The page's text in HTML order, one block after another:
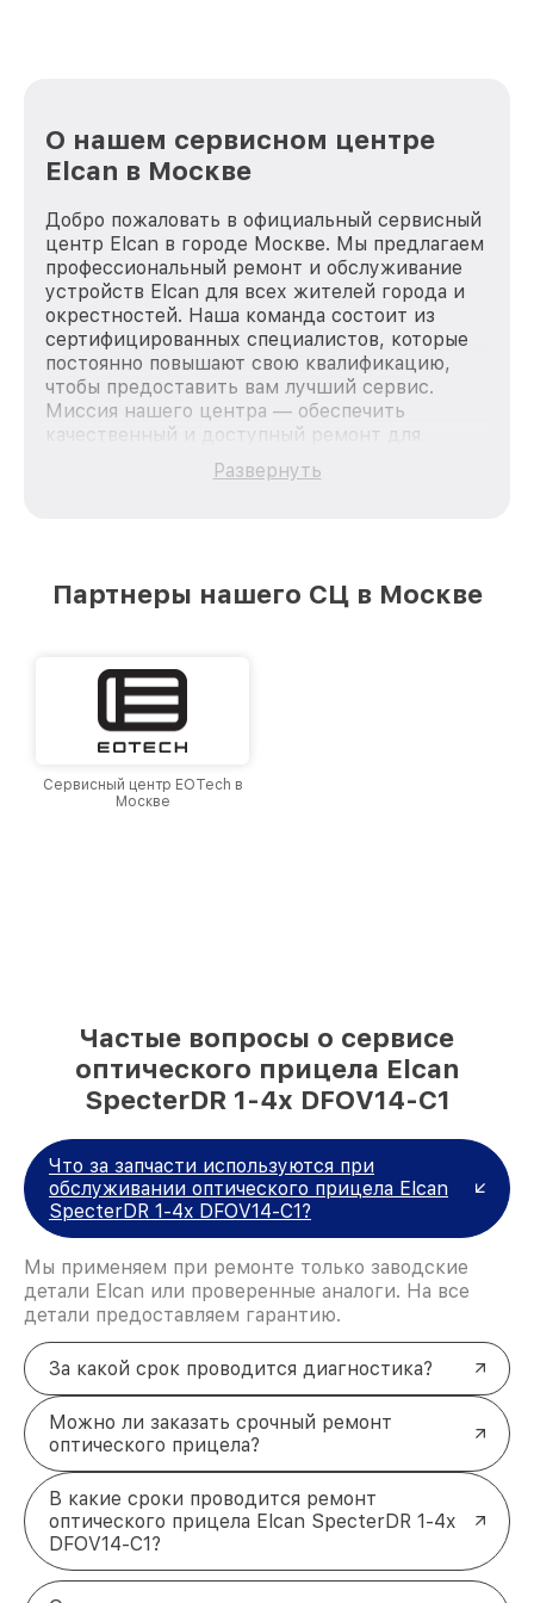
О нашем сервисном центре
Elcan в Москве
Добро пожаловать в официальный сервисный
центр Elcan в городе Москве. Мы предлагаем
профессиональный ремонт и обслуживание
устройств Elcan для всех жителей города и
окрестностей. Наша команда состоит из
сертифицированных специалистов, которые
постоянно повышают свою квалификацию,
чтобы предоставить вам лучший сервис.
Миссия нашего центра — обеспечить
качественный и доступный ремонт для
каждого пользователя продукции Elcan, вне
зависимости от сложности поломки. Мы
Москве, постоянно повышая уровень доверия
Развернуть
Партнеры нашего СЦ в Москве
Сервисный центр EOTech в
Москве
Частые вопросы о сервисе
оптического прицела Elcan
SpecterDR 1-4x DFOV14-C1
Что за запчасти используются при
обслуживании оптического прицела Elcan
SpecterDR 1-4x DFOV14-C1?
Мы применяем при ремонте только заводские
детали Elcan или проверенные аналоги. На все
детали предоставляем гарантию.
За какой срок проводится диагностика?
Можно ли заказать срочный ремонт
оптического прицела?
В какие сроки проводится ремонт
оптического прицела Elcan SpecterDR 1-4x
DFOV14-C1?